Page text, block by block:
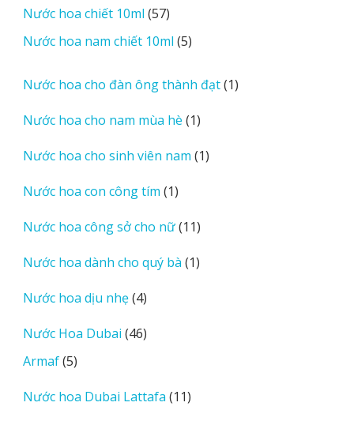
phẩm
Nước hoa chiết 10ml 5757
sản
phẩm
Nước hoa nam chiết 10ml 55
phẩm
Nước hoa cho đàn ông thành đạt 11
Nước hoa cho nam mùa hè 11
phẩm
Nước hoa cho sinh viên nam 11
Nước hoa con công tím 11
phẩm
Nước hoa công sở cho nữ 1111
phẩm
Nước hoa dành cho quý bà 11
Nước hoa dịu nhẹ 44
phẩm
Nước Hoa Dubai 4646
Armaf 55
phẩm
Nước hoa Dubai Lattafa 1111